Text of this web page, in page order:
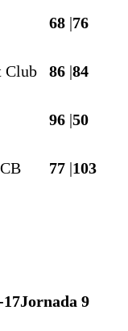
68 |76
Club 86 |84
96 |50
77 |103
Jornada 9